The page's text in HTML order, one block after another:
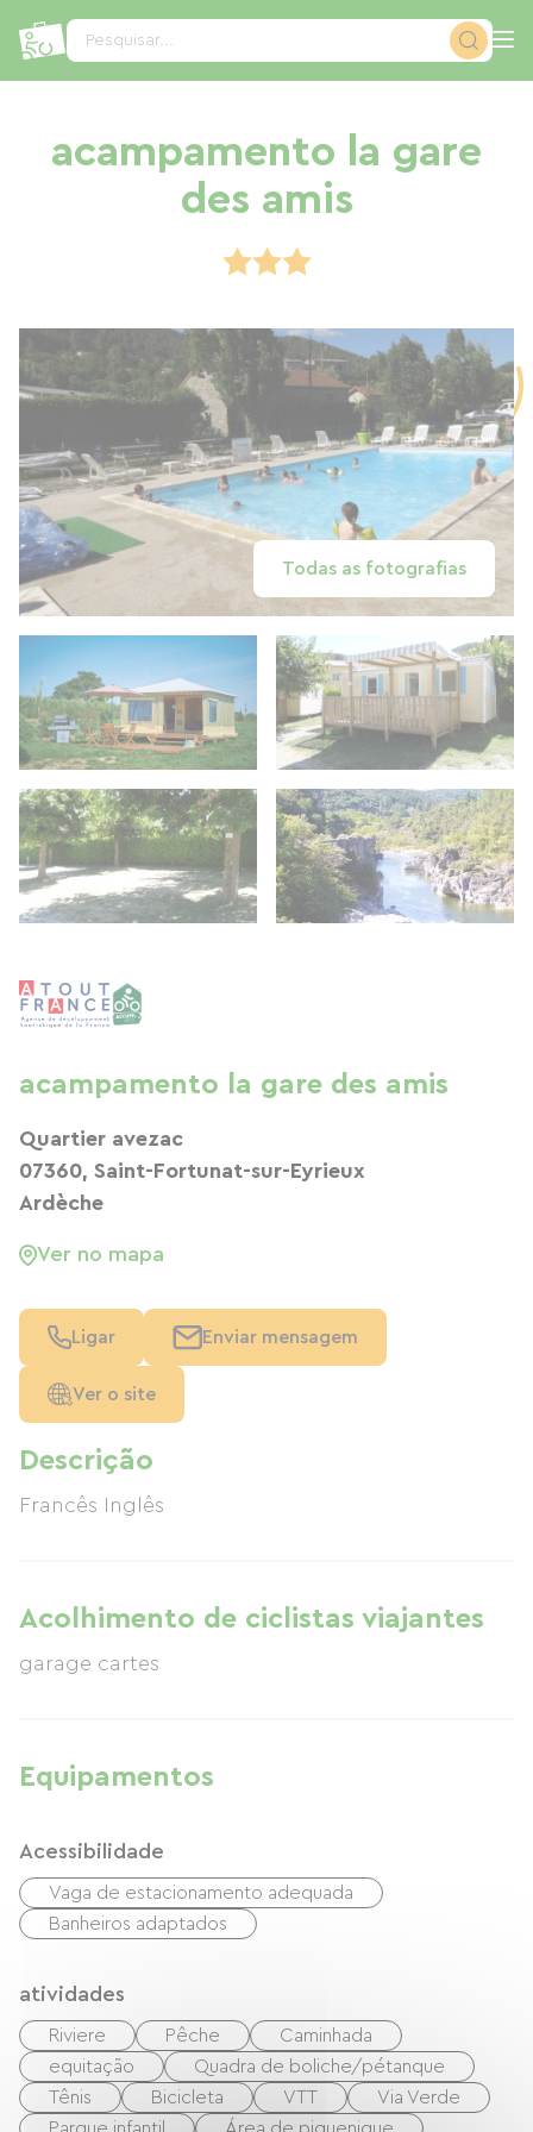
Pesquisar...
acampamento la gare
des amis
Todas as fotografias
Descrição
Francês Inglês
Acolhimento de ciclistas viajantes
garage cartes
Equipamentos
Acessibilidade
Vaga de estacionamento adequada
Banheiros adaptados
atividades
Riviere Pêche
Caminhada
equitação
Quadra de boliche/pétanque
Tênis
Bicicleta VTT
Via Verde
acampamento la gare des amis
Quartier avezac
07360, Saint-Fortunat-sur-Eyrieux
Ardèche
Ver no mapa
Ligar Enviar mensagem
Ver o site
Painel de Gerenciamento de Cookies